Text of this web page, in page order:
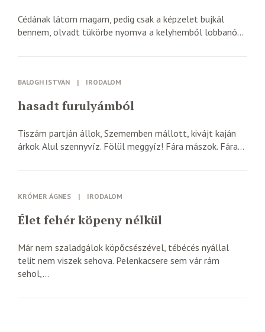
Cédának látom magam, pedig csak a képzelet bujkál
bennem, olvadt tükörbe nyomva a kelyhemből lobbanó...
BALOGH ISTVÁN | IRODALOM
hasadt furulyámból
Tiszám partján állok, Szememben mállott, kivájt kaján
árkok. Alul szennyvíz. Fölül meggyíz! Fára mászok. Fára...
KRÓMER ÁGNES | IRODALOM
Élet fehér köpeny nélkül
Már nem szaladgálok köpőcsészével, tébécés nyállal
telit nem viszek sehova. Pelenkacsere sem vár rám
sehol,...